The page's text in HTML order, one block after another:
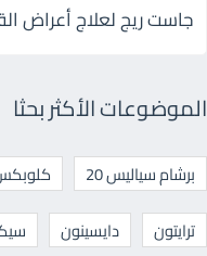
جاست ريج لعلاج أعراض
الموضوعات الأكثر بحثا
برشام سياليس 20
ترايتون
دايسينون